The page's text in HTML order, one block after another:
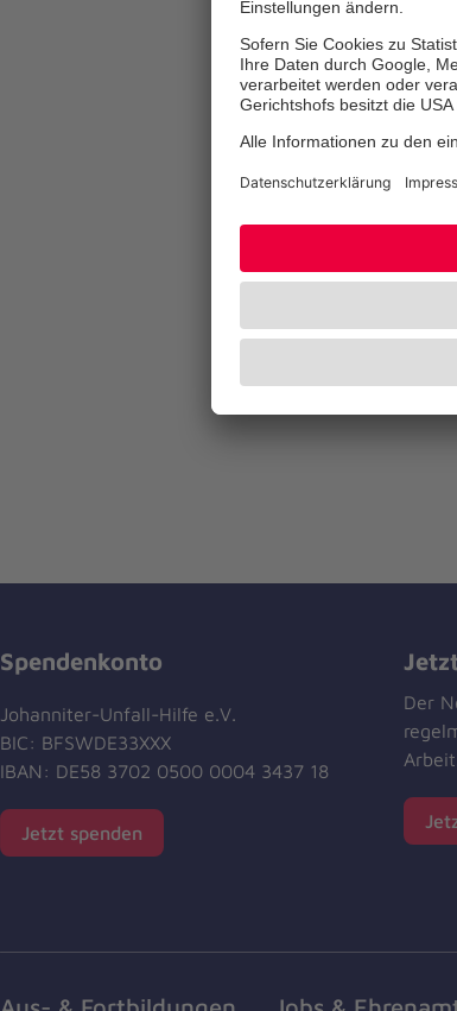
Spendenkonto
Johanniter-Unfall-Hilfe e.V.
BIC: BFSWDE33XXX
IBAN: DE58 3702 0500 0004 3437 18
Jetzt spenden
Der